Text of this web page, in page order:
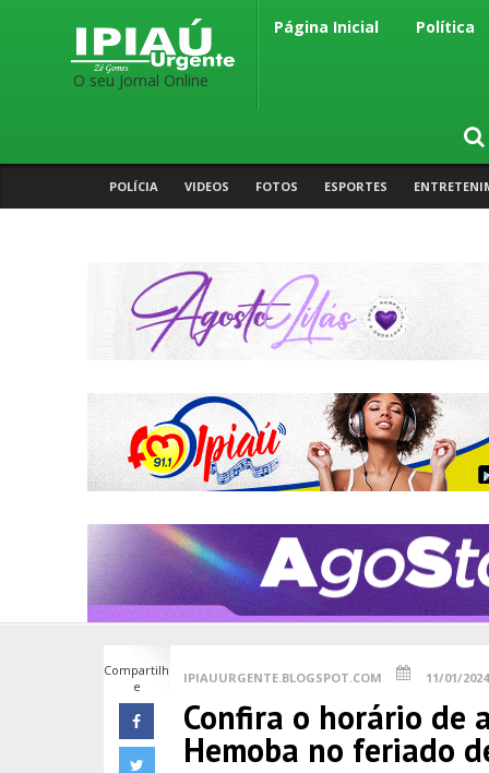
O seu Jornal Online
Página Inicial Política
POLÍCIA VIDEOS FOTOS ESPORTES
Compartilh
e
IPIAUURGENTE.BLOGSPOT.COM 11/01/
Confira o horário de
Hemoba no feriado